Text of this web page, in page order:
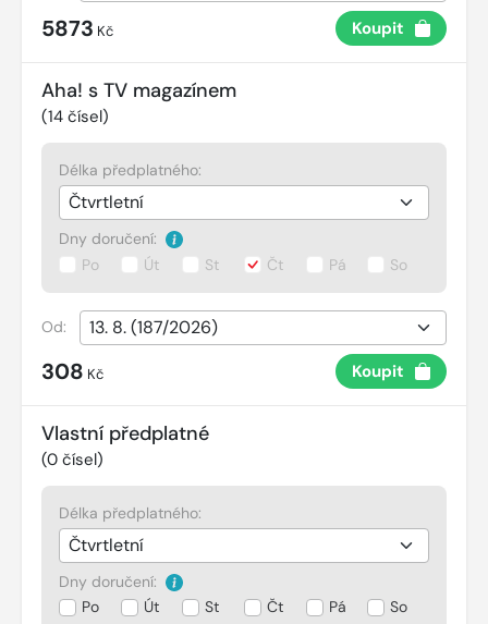
5873 Kč Koupit
Aha! s TV magazínem
(14 čísel)
Délka předplatného:
Dny doručení:
Po
Út St Čt Pá So
Od:
308 Kč Koupit
Vlastní předplatné
(0 čísel)
Délka předplatného:
Dny doručení:
Po
Út St Čt Pá So